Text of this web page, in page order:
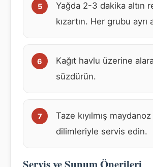
Yağda 2-3 dakika altın
kızartın. Her grubu ayrı
Kağıt havlu üzerine
süzdürün.
Taze kıyılmış
dilimleriyle servis edin.
Servis ve Sunum Önerileri